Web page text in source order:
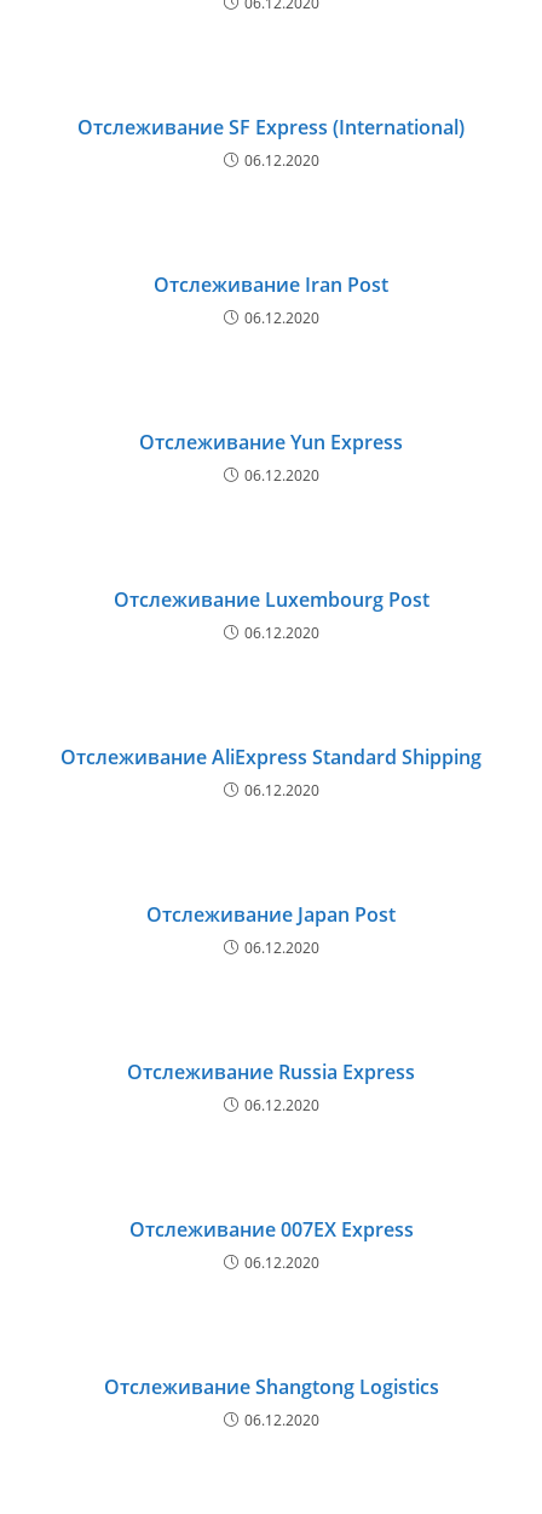
Отслеживание SF Express (International)
06.12.2020
Отслеживание Iran Post
06.12.2020
Отслеживание Yun Express
06.12.2020
Отслеживание Luxembourg Post
06.12.2020
Отслеживание AliExpress Standard Shipping
06.12.2020
Отслеживание Japan Post
06.12.2020
Отслеживание Russia Express
06.12.2020
Отслеживание 007EX Express
06.12.2020
Отслеживание Shangtong Logistics
06.12.2020